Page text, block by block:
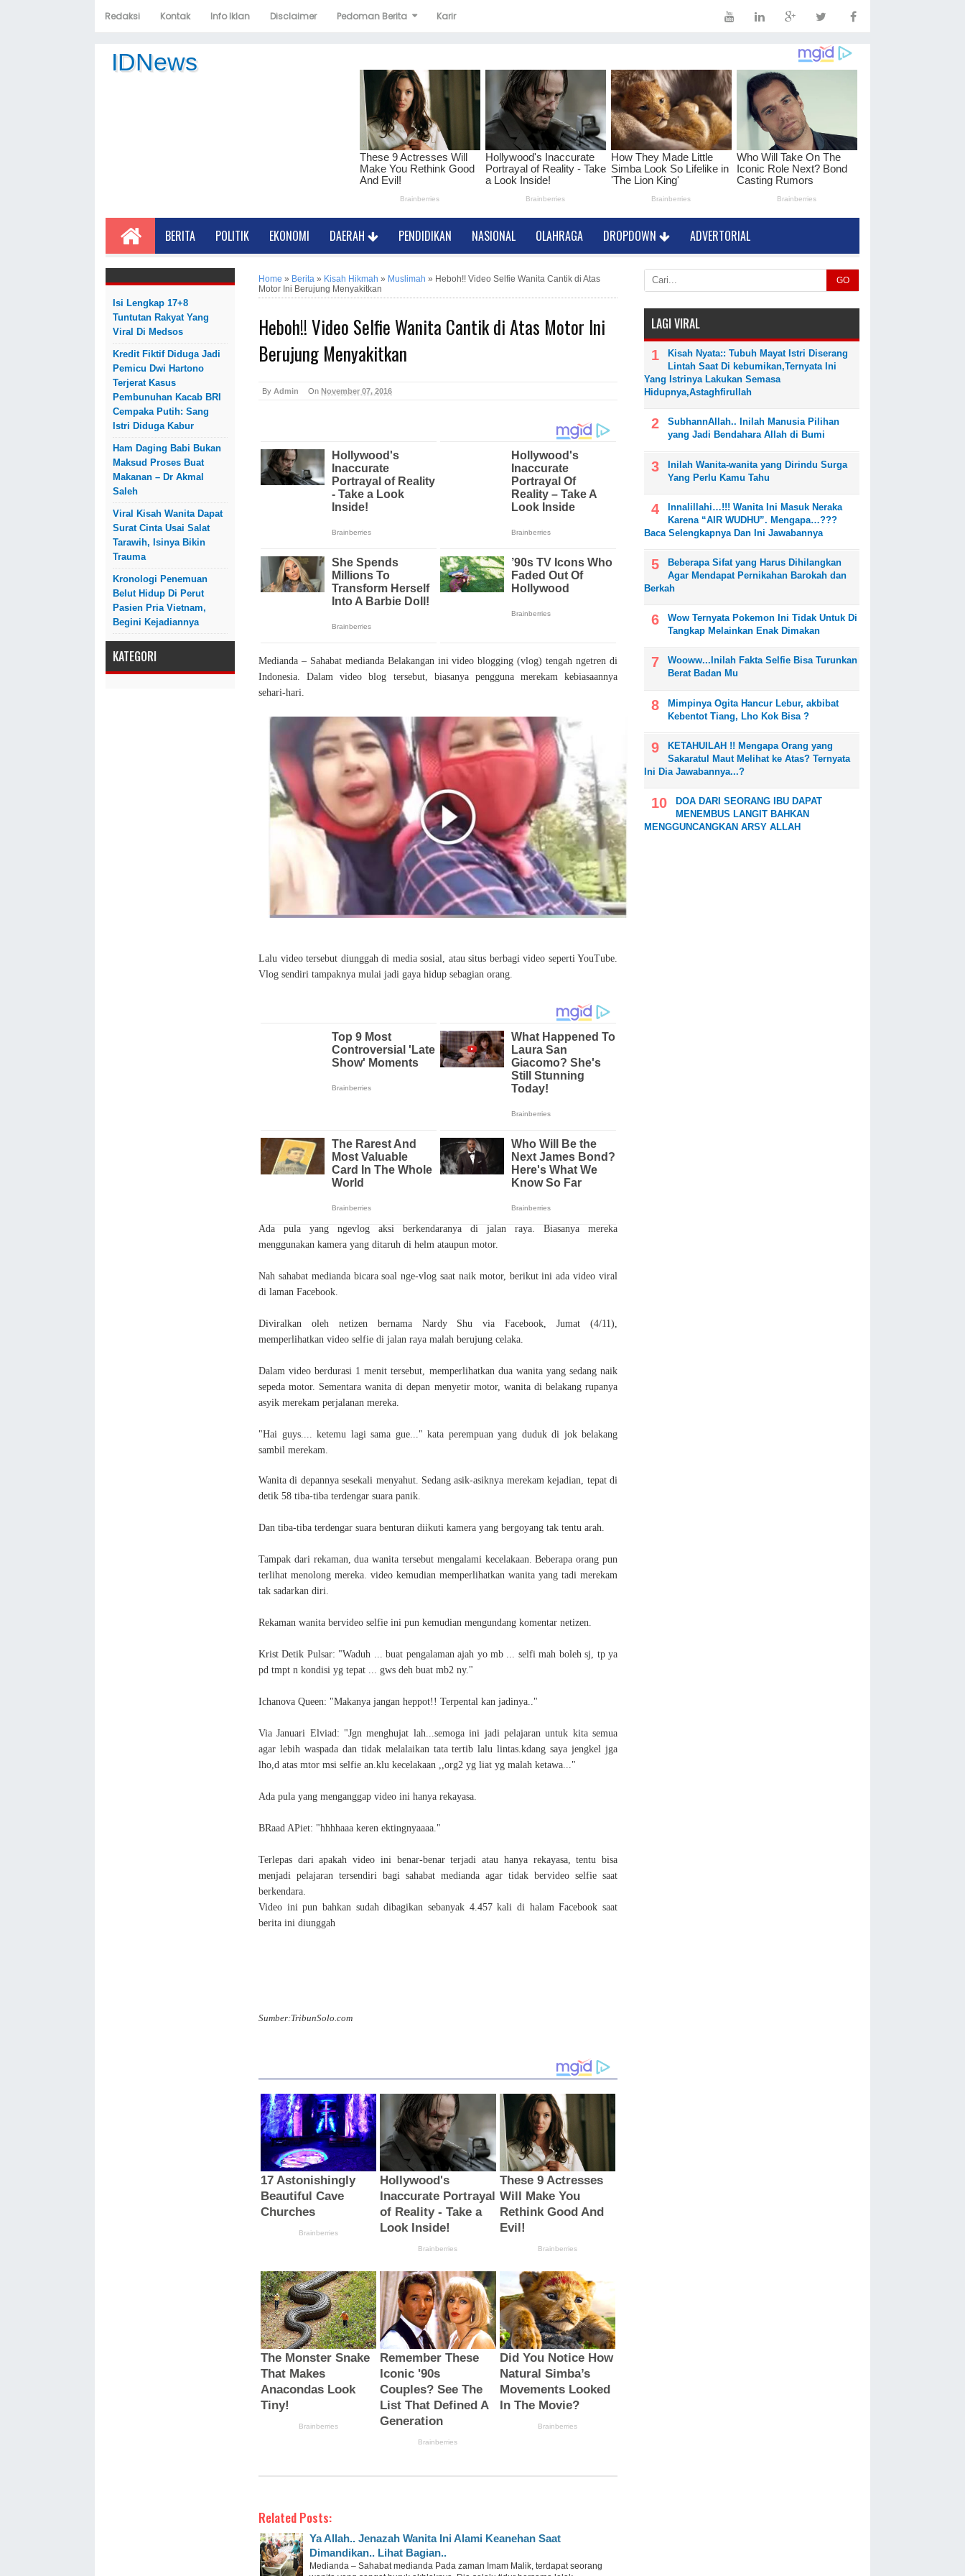
Redaksi Kontak Info Iklan Disclaimer Pedoman Berita Karir
IDNews
BERITA POLITIK EKONOMI DAERAH PENDIDIKAN NASIONAL OLAHRAGA DROPDOWN ADVERTORIAL
Isi Lengkap 17+8
Tuntutan Rakyat Yang
Viral Di Medsos
Kredit Fiktif Diduga Jadi
Pemicu Dwi Hartono
Terjerat Kasus
Pembunuhan Kacab BRI
Cempaka Putih: Sang
Istri Diduga Kabur
Ham Daging Babi Bukan
Maksud Proses Buat
Makanan – Dr Akmal
Saleh
Viral Kisah Wanita Dapat
Surat Cinta Usai Salat
Tarawih, Isinya Bikin
Trauma
Kronologi Penemuan
Belut Hidup Di Perut
Pasien Pria Vietnam,
Begini Kejadiannya
KATEGORI
Home » Berita » Kisah Hikmah » Muslimah » Heboh!! Video Selfie Wanita Cantik di Atas
Motor Ini Berujung Menyakitkan
Heboh!! Video Selfie Wanita Cantik di Atas Motor Ini
Berujung Menyakitkan
By Admin On November 07, 2016
Medianda – Sahabat medianda Belakangan ini video blogging (vlog) tengah ngetren di
Indonesia. Dalam video blog tersebut, biasanya pengguna merekam kebiasaannya
sehari-hari.
Lalu video tersebut diunggah di media sosial, atau situs berbagi video seperti YouTube.
Vlog sendiri tampaknya mulai jadi gaya hidup sebagian orang.
Ada pula yang ngevlog aksi berkendaranya di jalan raya. Biasanya mereka
menggunakan kamera yang ditaruh di helm ataupun motor.
Nah sahabat medianda bicara soal nge-vlog saat naik motor, berikut ini ada video viral
di laman Facebook.
Diviralkan oleh netizen bernama Nardy Shu via Facebook, Jumat (4/11),
memperlihatkan video selfie di jalan raya malah berujung celaka.
Dalam video berdurasi 1 menit tersebut, memperlihatkan dua wanita yang sedang naik
sepeda motor. Sementara wanita di depan menyetir motor, wanita di belakang rupanya
asyik merekam perjalanan mereka.
"Hai guys.... ketemu lagi sama gue..." kata perempuan yang duduk di jok belakang
sambil merekam.
Wanita di depannya sesekali menyahut. Sedang asik-asiknya merekam kejadian, tepat di
detik 58 tiba-tiba terdengar suara panik.
Dan tiba-tiba terdengar suara benturan diikuti kamera yang bergoyang tak tentu arah.
Tampak dari rekaman, dua wanita tersebut mengalami kecelakaan. Beberapa orang pun
terlihat menolong mereka. video kemudian memperlihatkan wanita yang tadi merekam
tak sadarkan diri.
Rekaman wanita bervideo selfie ini pun kemudian mengundang komentar netizen.
Krist Detik Pulsar: "Waduh ... buat pengalaman ajah yo mb ... selfi mah boleh sj, tp ya
pd tmpt n kondisi yg tepat ... gws deh buat mb2 ny."
Ichanova Queen: "Makanya jangan heppot!! Terpental kan jadinya.."
Via Januari Elviad: "Jgn menghujat lah...semoga ini jadi pelajaran untuk kita semua
agar lebih waspada dan tidak melalaikan tata tertib lalu lintas.kdang saya jengkel jga
lho,d atas mtor msi selfie an.klu kecelakaan ,,org2 yg liat yg malah ketawa..."
Ada pula yang menganggap video ini hanya rekayasa.
BRaad APiet: "hhhhaaa keren ektingnyaaaa."
Terlepas dari apakah video ini benar-benar terjadi atau hanya rekayasa, tentu bisa
menjadi pelajaran tersendiri bagi sahabat medianda agar tidak bervideo selfie saat
berkendara.
Video ini pun bahkan sudah dibagikan sebanyak 4.457 kali di halam Facebook saat
berita ini diunggah
Sumber:TribunSolo.com
Related Posts:
Ya Allah.. Jenazah Wanita Ini Alami Keanehan Saat
Dimandikan.. Lihat Bagian..
Medianda – Sahabat medianda Pada zaman Imam Malik, terdapat seorang
GO
LAGI VIRAL
Kisah Nyata:: Tubuh Mayat Istri Diserang
Lintah Saat Di kebumikan,Ternyata Ini
Yang Istrinya Lakukan Semasa
Hidupnya,Astaghfirullah
SubhannAllah.. Inilah Manusia Pilihan
yang Jadi Bendahara Allah di Bumi
Inilah Wanita-wanita yang Dirindu Surga
Yang Perlu Kamu Tahu
Innalillahi…!!! Wanita Ini Masuk Neraka
Karena “AIR WUDHU”. Mengapa…???
Baca Selengkapnya Dan Ini Jawabannya
Beberapa Sifat yang Harus Dihilangkan
Agar Mendapat Pernikahan Barokah dan
Berkah
Wow Ternyata Pokemon Ini Tidak Untuk Di
Tangkap Melainkan Enak Dimakan
Wooww...Inilah Fakta Selfie Bisa Turunkan
Berat Badan Mu
Mimpinya Ogita Hancur Lebur, akbibat
Kebentot Tiang, Lho Kok Bisa ?
KETAHUILAH !! Mengapa Orang yang
Sakaratul Maut Melihat ke Atas? Ternyata
Ini Dia Jawabannya...?
DOA DARI SEORANG IBU DAPAT
MENEMBUS LANGIT BAHKAN
MENGGUNCANGKAN ARSY ALLAH